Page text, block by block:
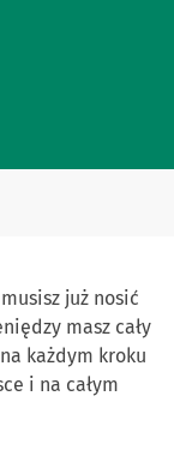
już nosić
masz cały
każdym kroku
i na całym